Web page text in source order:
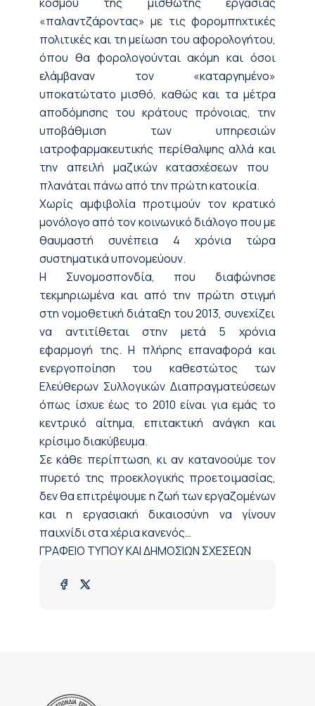
«παλαντζάροντας» με τις φορομπηχτικές
πολιτικές και τη μείωση του αφορολογήτου,
όπου θα φορολογούνται ακόμη και όσοι
ελάμβαναν τον «καταργημένο»
υποκατώτατο μισθό, καθώς και τα μέτρα
αποδόμησης του κράτους πρόνοιας, την
υποβάθμιση των υπηρεσιών
ιατροφαρμακευτικής περίθαλψης αλλά και
την απειλή μαζικών κατασχέσεων που
πλανάται πάνω από την πρώτη κατοικία.
Χωρίς αμφιβολία προτιμούν τον κρατικό
μονόλογο από τον κοινωνικό διάλογο που με
θαυμαστή συνέπεια 4 χρόνια τώρα
συστηματικά υπονομεύουν.
Η Συνομοσπονδία, που διαφώνησε
τεκμηριωμένα και από την πρώτη στιγμή
στη νομοθετική διάταξη του 2013,συνεχίζει
να αντιτίθεταιστην μετά 5 χρόνια
εφαρμογή της. Η πλήρης επαναφορά και
ενεργοποίηση του καθεστώτος των
Ελεύθερων Συλλογικών Διαπραγματεύσεων
όπως ίσχυε έως το 2010 είναι για εμάς το
κεντρικό αίτημα, επιτακτική ανάγκη και
κρίσιμο διακύβευμα.
Σε κάθε περίπτωση, κι αν κατανοούμε τον
πυρετό της προεκλογικής προετοιμασίας,
δεν θα επιτρέψουμε η ζωή των εργαζομένων
και η εργασιακή δικαιοσύνη να γίνουν
παιχνίδι στα χέρια κανενός…
ΓΡΑΦΕΙΟ ΤΥΠΟΥ ΚΑΙ ΔΗΜΟΣΙΩΝ ΣΧΕΣΕΩΝ